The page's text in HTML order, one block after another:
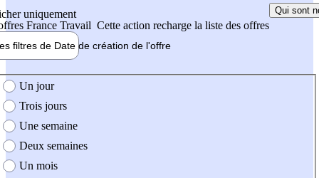
uniquement
France Travail Cette action recharge la liste des offres
Qui sont
filtres de Date de création de l'offre
création de l'offre
Un jour
Trois jours
Une semaine
Deux semaines
Un mois